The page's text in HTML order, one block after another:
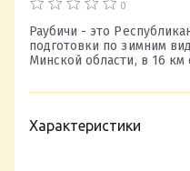
0
Раубичи - это
подготовки по зимним
Минской области, в 16 км
Характеристики